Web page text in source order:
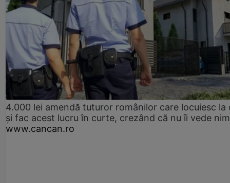
4.000 lei amendă tuturor românilor care locuiesc la
și fac acest lucru în curte, crezând că nu îi vede
www.cancan.ro